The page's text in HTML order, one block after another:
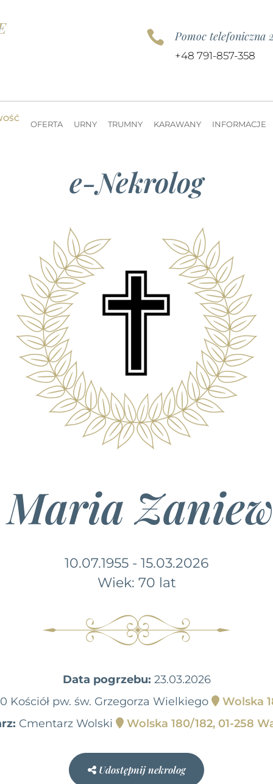
 Pomoc telefoniczna
+48 791-857-358
OFERTA URNY TRUMNY KARAWANY INFORMACJE
e-Nekrolog
10.07.1955 - 15.03.2026
Wiek: 70 lat
Data pogrzebu: 23.03.2026
Kościół pw. św. Grzegorza Wielkiego
Wolska
Cmentarz Wolski Wolska 180/182, 01-258
Udostępnij nekrolog